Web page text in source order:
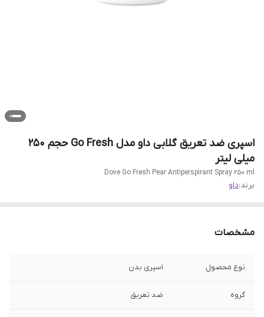
اسپری ضد تعریق گلابی داو مدل Go Fresh حجم 250
میلی‌ لیتر
Dove Go Fresh Pear Antiperspirant Spray 250 ml
برند:داو
مشخصات
نوع محصول اسپری بدن
گروه ضد تعریق